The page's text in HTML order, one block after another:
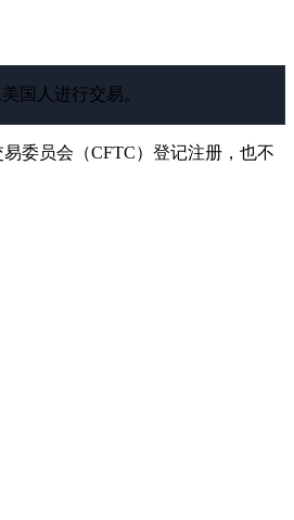
国人进行交易。
委员会（CFTC）登记注册，也不